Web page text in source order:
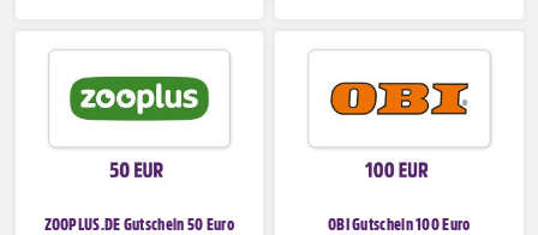
ZOOPLUS.DE Gutschein 50 Euro OBI Gutschein 100 Euro